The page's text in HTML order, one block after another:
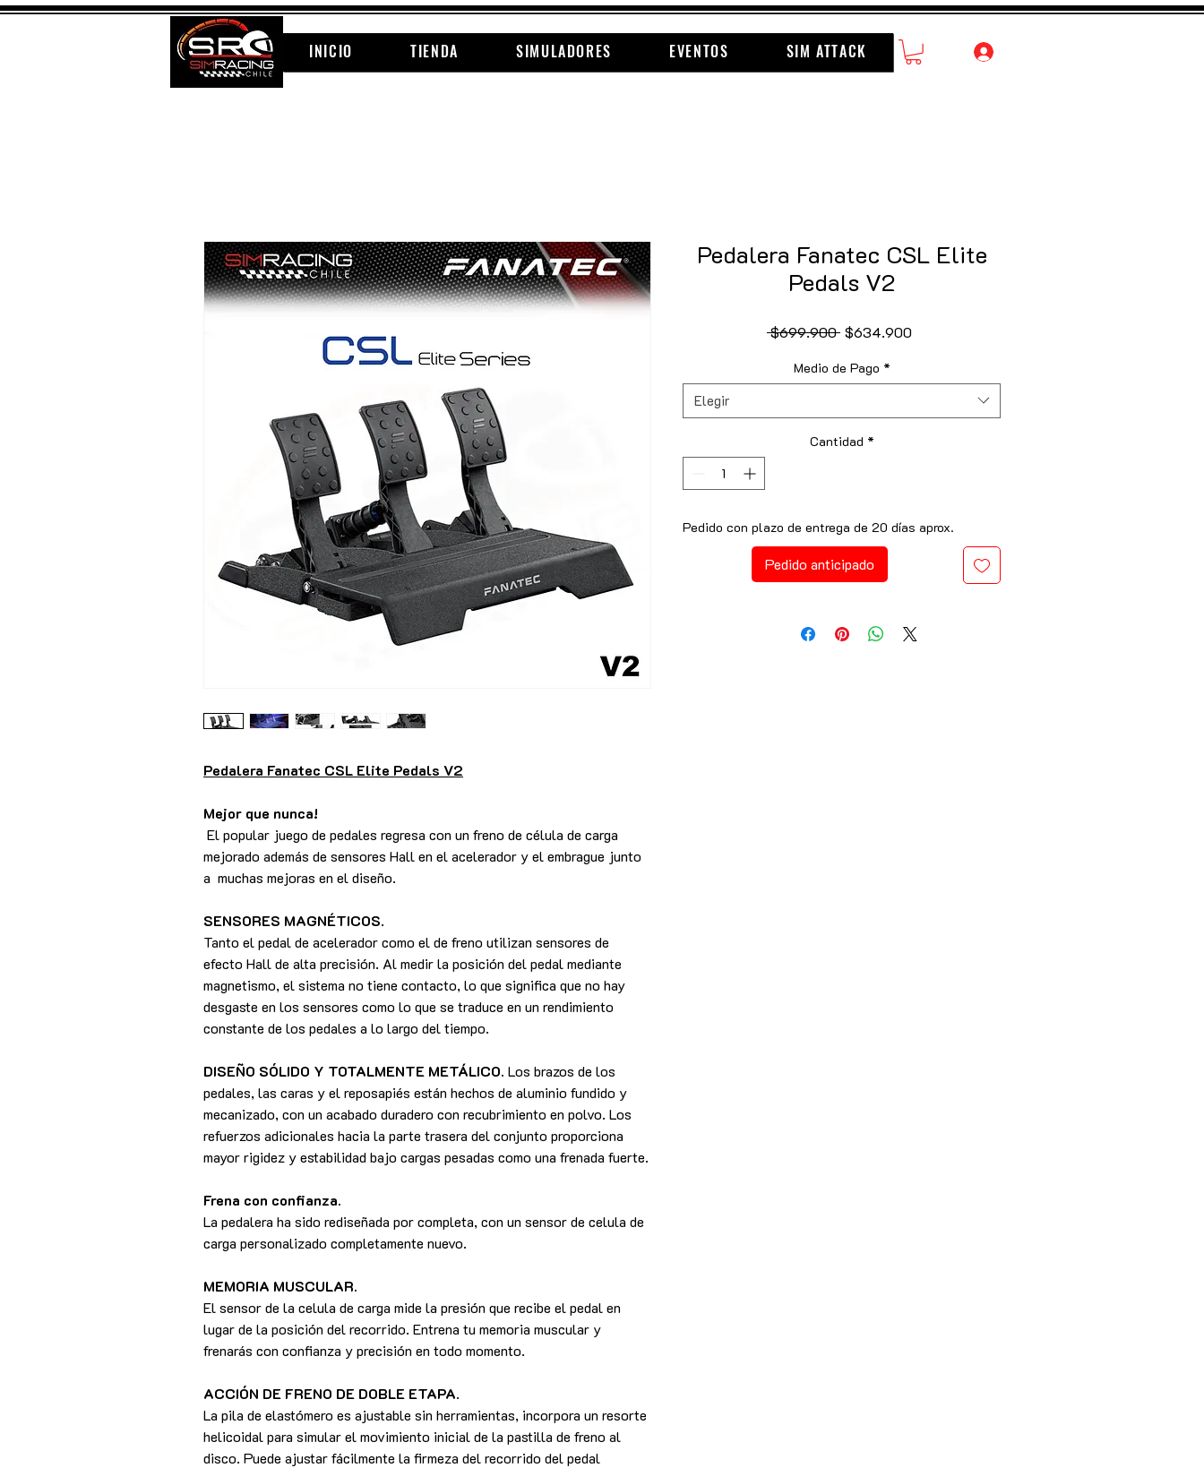
INICIO TIENDA SIMULADORES EVENTOS SIM ATTACK
Pedalera Fanatec CSL Elite Pedals V2
Mejor que nunca!
El popular juego de pedales regresa con un freno de célula de carga
mejorado además de sensores Hall en el acelerador y el embrague junto
a muchas mejoras en el diseño.
SENSORES MAGNÉTICOS.
Tanto el pedal de acelerador como el de freno utilizan sensores de
efecto Hall de alta precisión. Al medir la posición del pedal mediante
magnetismo, el sistema no tiene contacto, lo que significa que no hay
desgaste en los sensores como lo que se traduce en un rendimiento
constante de los pedales a lo largo del tiempo.
DISEÑO SÓLIDO Y TOTALMENTE METÁLICO. Los brazos de los
pedales, las caras y el reposapiés están hechos de aluminio fundido y
mecanizado, con un acabado duradero con recubrimiento en polvo. Los
refuerzos adicionales hacia la parte trasera del conjunto proporciona
mayor rigidez y estabilidad bajo cargas pesadas como una frenada fuerte.
Frena con confianza.
La pedalera ha sido rediseñada por completa, con un sensor de celula de
carga personalizado completamente nuevo.
MEMORIA MUSCULAR.
El sensor de la celula de carga mide la presión que recibe el pedal en
lugar de la posición del recorrido. Entrena tu memoria muscular y
frenarás con confianza y precisión en todo momento.
ACCIÓN DE FRENO DE DOBLE ETAPA.
La pila de elastómero es ajustable sin herramientas, incorpora un resorte
helicoidal para simular el movimiento inicial de la pastilla de freno al
disco. Puede ajustar fácilmente la firmeza del recorrido del pedal
Pedalera Fanatec CSL Elite
Pedals V2
$699.900 Precio
$634.900
Medio de Pago *
Elegir
Cantidad *
Pedido con plazo de entrega de 20 días aprox.
Pedido anticipado